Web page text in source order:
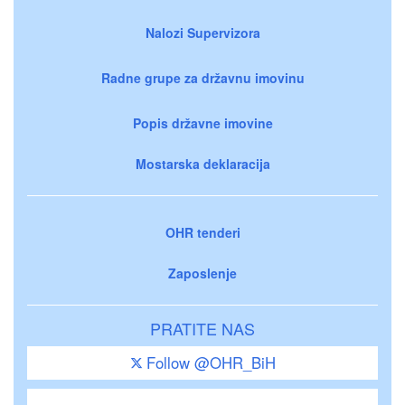
Nalozi Supervizora
Radne grupe za državnu imovinu
Popis državne imovine
Mostarska deklaracija
OHR tenderi
Zaposlenje
PRATITE NAS
Follow @OHR_BiH